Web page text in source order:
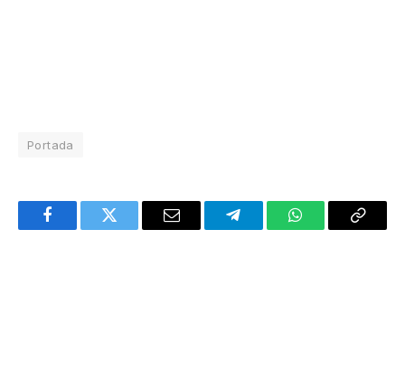
Portada
FacebookTwitter Email TelegramWhatsAppCopy